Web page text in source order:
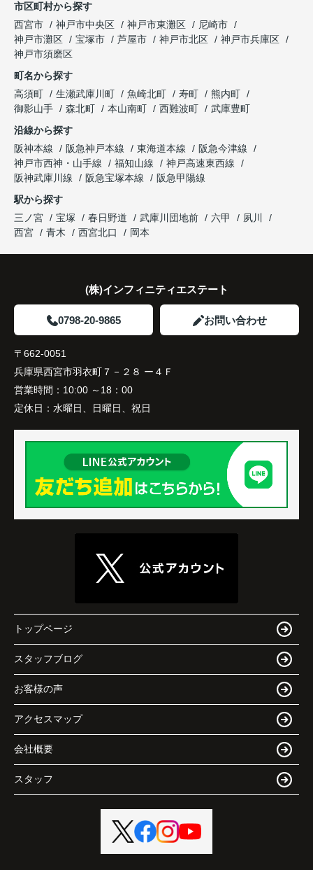
住み替え後は掃除の時間も短くなり、夫婦で外出や
趣味を楽しむ時間が増えました。
これからの暮らしを前向きに考えられるようにな
り、住み替えを決断して本当に良かったと思ってい
ます。
「立地も良く、長期保有したい物件です。」
と話され、このビルを大切に運営してくださること
になりました。
長年守ってきた資産を安心して引き継ぐことがで
き、家族全員が納得できる売却となりました。
インフィニティエステートさんへ相談すると、
「レ・ジェイド西宮北口」の査定だけでなく、新居
購入とのタイミングや資金計画についても丁寧に説
明してくださいました。
販売活動では、西宮北口駅へのアクセス、阪急西宮
ガーデンズ、教育施設、商業施設など、このエリア
した。
購入されたご家族は、
と大変喜ばれ、この住まいを選ばれました。
住み替え後は家族それぞれの通勤・通学時間が短く
家族全員にとって、将来を見据えた良い選択だった
市区町村から探す
西宮市
神戸市中央区 神戸市東灘区
尼崎市
神戸市灘区
宝塚市 芦屋市 神戸市北区
神戸市兵庫区
神戸市須磨区
町名から探す
高須町
生瀬武庫川町 魚崎北町 寿町
熊内町
御影山手
森北町 本山南町 西難波町
武庫豊町
沿線から探す
阪神本線
阪急神戸本線 東海道本線
阪急今津線
神戸市西神・山手線
福知山線
神戸高速東西線
阪神武庫川線
阪急宝塚本線
阪急甲陽線
駅から探す
三ノ宮
宝塚 春日野道 武庫川団地前 六甲
夙川
西宮
青木 西宮北口 岡本
(株)インフィニティエステート
0798-20-9865 お問い合わせ
〒662-0051
兵庫県西宮市羽衣町７－２８ ー４Ｆ
営業時間： 10:00 ～18：00
定休日： 水曜日、日曜日、祝日
トップページ
スタッフブログ
お客様の声
アクセスマップ
会社概要
スタッフ